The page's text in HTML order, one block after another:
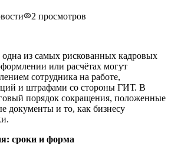
2 просмотров
из самых рискованных кадровых
или расчётах могут
сотрудника на работе,
и штрафами со стороны ГИТ. В
порядок сокращения, положенные
документы и то, как бизнесу
сроки и форма